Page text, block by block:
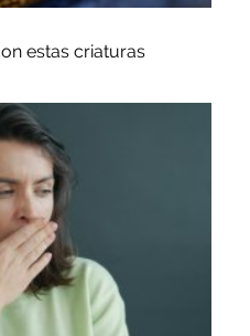
estas criaturas